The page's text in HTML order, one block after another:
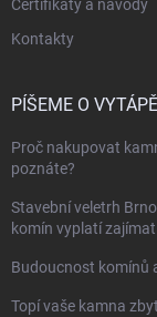
Certifikáty a návody
Kontakty
PÍŠEME O
Proč nakupovat
poznáte?
Stavební veletrh
komín vyplatí
Budoucnost komínů
Topí vaše kamna